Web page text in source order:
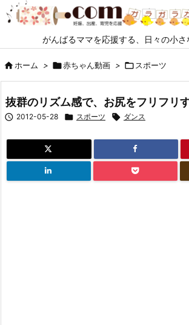
がんばるママを応援する、日々の小
ホーム > 赤ちゃん動画 >  スポーツ
抜群のリズム感で、お尻をフリフリ
 2012-05-28  スポーツ  ダンス